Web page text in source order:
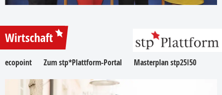
Wirtschaft
ecopoint Zum stp*Plattform-Portal Masterplan stp25I50